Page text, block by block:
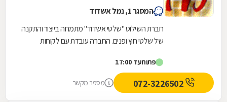
המסגר 1, נמל אשדוד
חברת השילוט "שלטי אשדוד" מתמחה בייצור והתקנה
של שלטי חוץ ופנים. החברה עובדת עם לקוחות
סדר...פתוחעד 17:00
מספר מקשר